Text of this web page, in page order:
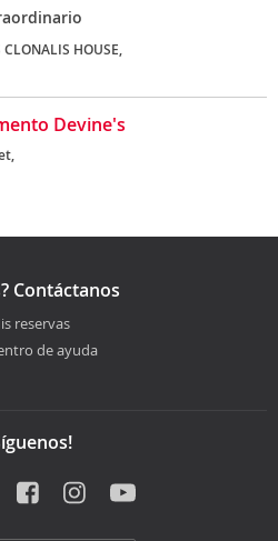
HOUSE,
Devine's
Contáctanos
reservas
de ayuda